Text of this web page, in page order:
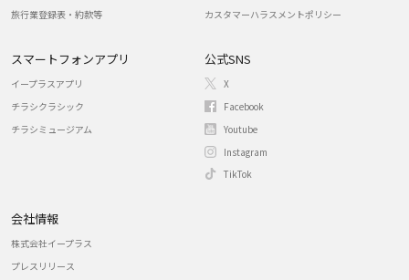
旅行業登録表・約款等
カスタマーハラスメントポリシー
スマートフォンアプリ
イープラスアプリ
チラシクラシック
チラシミュージアム
公式SNS
X
Facebook
Youtube
Instagram
TikTok
会社情報
株式会社イープラス
プレスリリース